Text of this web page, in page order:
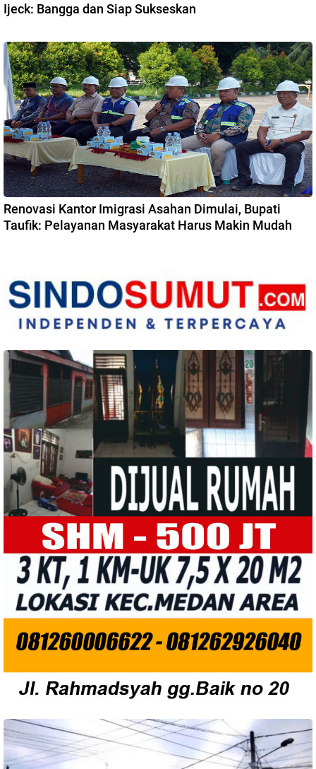
Ijeck: Bangga dan Siap Sukseskan
Renovasi Kantor Imigrasi Asahan Dimulai, Bupati
Taufik: Pelayanan Masyarakat Harus Makin Mudah